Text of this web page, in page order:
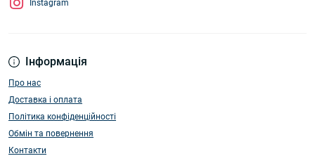
Інформація
Про нас
Доставка і оплата
Політика конфіденційності
Обмін та повернення
Контакти
Instagram